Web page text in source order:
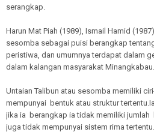
serangkap.
Harun Mat Piah (1989), Ismail Hamid
sesomba sebagai puisi berangkap
peristiwa, dan umumnya terdapat dalam
dalam kalangan masyarakat Minangkabau.
Untaian Talibun atau sesomba memiliki
mempunyai bentuk atau struktur
jika ia berangkap ia tidak memiliki jumlah
juga tidak mempunyai sistem rima